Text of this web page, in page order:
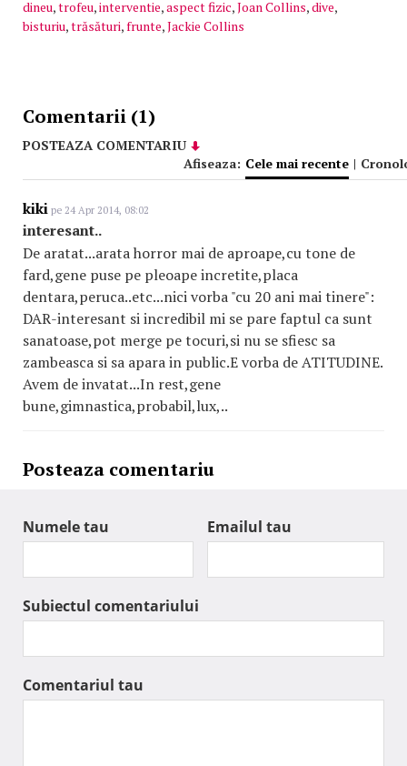
dineu,trofeu,interventie,aspect fizic,Joan Collins,dive,
bisturiu,trăsături,frunte,Jackie Collins
Comentarii (1)
POSTEAZA COMENTARIU
Afiseaza: Cele mai recente |
kiki pe 24 Apr 2014, 08:02
interesant..
De aratat...arata horror mai de aproape,cu tone de
fard,gene puse pe pleoape incretite,placa
dentara,peruca..etc...nici vorba "cu 20 ani mai tinere":
DAR-interesant si incredibil mi se pare faptul ca sunt
sanatoase,pot merge pe tocuri,si nu se sfiesc sa
zambeasca si sa apara in public.E vorba de ATITUDINE.
Avem de invatat...In rest,gene
bune,gimnastica,probabil,lux,..
Posteaza comentariu
Numele tau Emailul tau
Subiectul comentariului
Comentariul tau